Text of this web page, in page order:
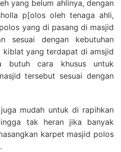
yang belum ahlinya, dengan
p[olos oleh tenaga ahli,
yang di pasang di masjid
sesuai dengan kebutuhan
kiblat yang terdapat di amsjid
butuh cara khusus untuk
tersebut sesuai dengan
mudah untuk di rapihkan
tak heran jika banyak
karpet masjid polos